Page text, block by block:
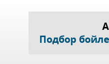
Подбор